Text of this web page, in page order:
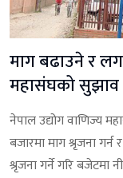
माग बढाउने र
महासंघको सुझाव
नेपाल उद्योग वाणिज्य
बजारमा माग श्रृजना गर्न
श्रृजना गर्ने गरि बजेटमा